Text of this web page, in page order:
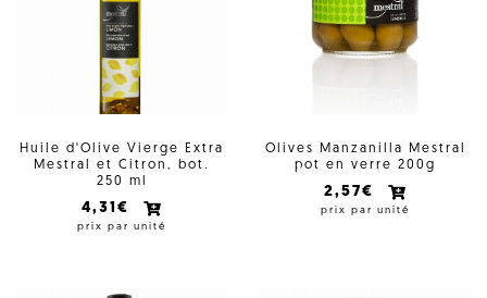
Huile d'Olive Vierge Extra
Mestral et Citron, bot.
250 ml
4,31€
prix par unité
Olives Manzanilla Mestral
pot en verre 200g
2,57€
prix par unité